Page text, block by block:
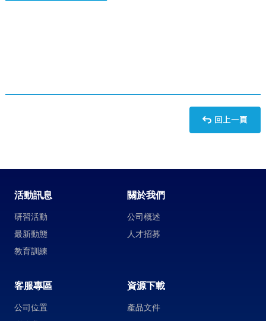
活動訊息
研習活動
最新動態
教育訓練
關於我們
公司概述
人才招募
客服專區
公司位置
資源下載
產品文件